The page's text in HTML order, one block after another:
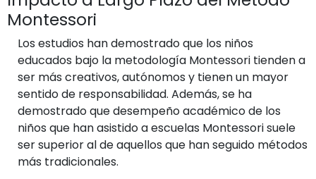
Montessori
Los estudios han demostrado que los niños
educados bajo la metodología Montessori tienden a
ser más creativos, autónomos y tienen un mayor
sentido de responsabilidad. Además, se ha
demostrado que desempeño académico de los
niños que han asistido a escuelas Montessori suele
ser superior al de aquellos que han seguido métodos
más tradicionales.